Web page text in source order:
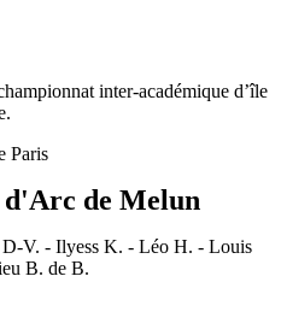
inter-académique d’île
Paris
d'Arc de Melun
V. - Ilyess K. - Léo H. - Louis
B. de B.